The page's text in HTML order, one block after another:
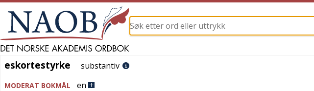
eskortestyrke
eskortestyrke substantiv
MODERAT BOKMÅL en